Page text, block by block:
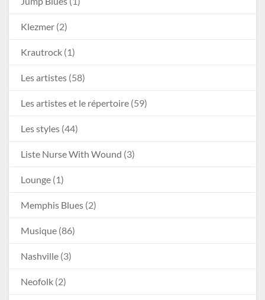
Klezmer (2)
Krautrock (1)
Les artistes (58)
Les artistes et le répertoire (59)
Les styles (44)
Liste Nurse With Wound (3)
Lounge (1)
Memphis Blues (2)
Musique (86)
Nashville (3)
Neofolk (2)